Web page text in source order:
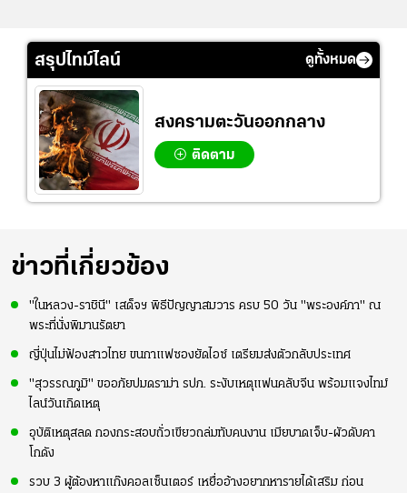
สรุปไทม์ไลน์ ดูทั้งหมด
สงครามตะวันออกกลาง
ติดตาม
ข่าวที่เกี่ยวข้อง
"ในหลวง-ราชินี" เสด็จฯ พิธีปัญญาสมวาร ครบ 50 วัน "พระองค์ภา" ณ
พระที่นั่งพิมานรัตยา
ญี่ปุ่นไม่ฟ้องสาวไทย ขนกาแฟซองยัดไอซ์ เตรียมส่งตัวกลับประเทศ
"สุวรรณภูมิ" ขออภัยปมดราม่า รปภ. ระงับเหตุแฟนคลับจีน พร้อมแจงไทม์
ไลน์วันเกิดเหตุ
อุบัติเหตุสลด กองกระสอบถั่วเขียวถล่มทับคนงาน เมียบาดเจ็บ-ผัวดับคา
โกดัง
รวบ 3 ผู้ต้องหาแก๊งคอลเซ็นเตอร์ เหยื่ออ้างอยากหารายได้เสริม ก่อน